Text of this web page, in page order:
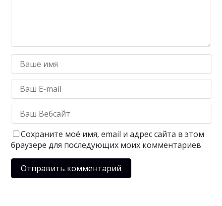
Сохраните моё имя, email и адрес сайта в этом
браузере для последующих моих комментариев